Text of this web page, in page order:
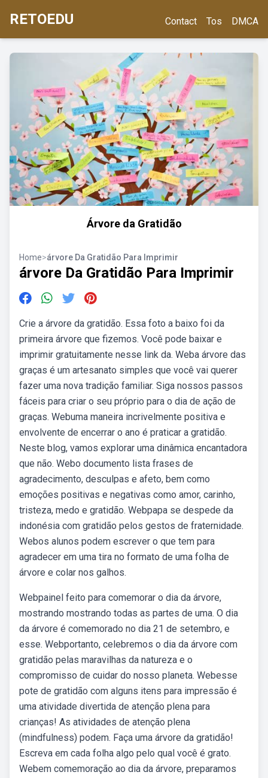
RETOEDU Contact Tos DMCA
Árvore da Gratidão
Home>árvore Da Gratidão Para Imprimir
árvore Da Gratidão Para Imprimir
Crie a árvore da gratidão. Essa foto a baixo foi da
primeira árvore que fizemos. Você pode baixar e
imprimir gratuitamente nesse link da. Weba árvore das
graças é um artesanato simples que você vai querer
fazer uma nova tradição familiar. Siga nossos passos
fáceis para criar o seu próprio para o dia de ação de
graças. Webuma maneira incrivelmente positiva e
envolvente de encerrar o ano é praticar a gratidão.
Neste blog, vamos explorar uma dinâmica encantadora
que não. Webo documento lista frases de
agradecimento, desculpas e afeto, bem como
emoções positivas e negativas como amor, carinho,
tristeza, medo e gratidão. Webpapa se despede da
indonésia com gratidão pelos gestos de fraternidade.
Webos alunos podem escrever o que tem para
agradecer em uma tira no formato de uma folha de
árvore e colar nos galhos.
Webpainel feito para comemorar o dia da árvore,
mostrando mostrando todas as partes de uma. O dia
da árvore é comemorado no dia 21 de setembro, e
esse. Webportanto, celebremos o dia da árvore com
gratidão pelas maravilhas da natureza e o
compromisso de cuidar do nosso planeta. Webesse
pote de gratidão com alguns itens para impressão é
uma atividade divertida de atenção plena para
crianças! As atividades de atenção plena
(mindfulness) podem. Faça uma árvore da gratidão!
Escreva em cada folha algo pelo qual você é grato.
Webem comemoração ao dia da árvore, preparamos